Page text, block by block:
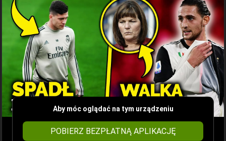
Aby móc oglądać na tym urządzeniu
POBIERZ BEZPŁATNĄ APLIKACJĘ